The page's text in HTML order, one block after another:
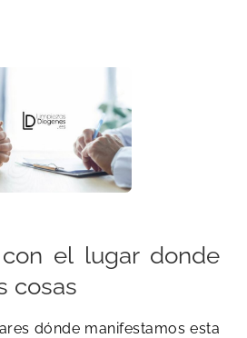
el lugar donde
cosas
dónde manifestamos esta